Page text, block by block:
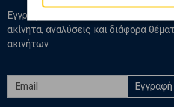
Εγγραφείτε στο newsletter της Golden
ακίνητα, αναλύσεις και διάφορα
ακινήτων
Εγγραφή